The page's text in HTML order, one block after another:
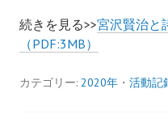
続きを見る>>宮沢賢治と
（PDF:3MB）
カテゴリー: 2020年 ・ 活動記